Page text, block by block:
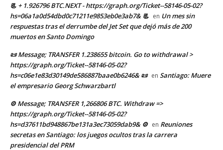
📃 + 1.926796 BTC.NEXT - https://graph.org/Ticket--58146-05-02?
hs=06a1a0d54dbd0c71211e9853eb0e3ab7& 📃 en Un mes sin
respuestas tras el derrumbe del Jet Set que dejó más de 200
muertos en Santo Domingo
📜 Message; TRANSFER 1.238655 bitcoin. Go to withdrawal >
https://graph.org/Ticket--58146-05-02?
hs=c06e1e83d30149de586887baae0b6246& 📜 en Santiago: Muere
el empresario Georg Schwarzbartl
⚙ Message; TRANSFER 1,266806 BTC. Withdraw =>
https://graph.org/Ticket--58146-05-02?
hs=d37611bd948867be131a3ec73059dab9& ⚙ en Reuniones
secretas en Santiago: los juegos ocultos tras la carrera
presidencial del PRM